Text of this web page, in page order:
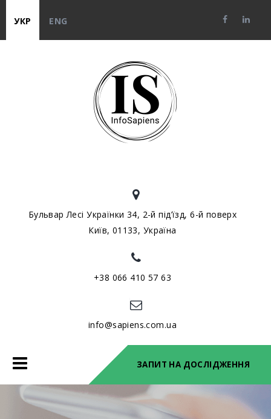
УКР ENG
Бульвар Лесі Українки 34, 2-й під’їзд, 6-й поверх
Київ, 01133, Україна
+38 066 410 57 63
info@sapiens.com.ua
Toggle
navigation
ЗАПИТ НА ДОСЛІДЖЕННЯ